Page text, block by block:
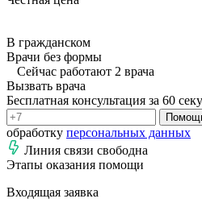
В гражданском
Врачи без формы
Сейчас работают 2 врача
Вызвать врача
Бесплатная консультация за 60
обработку персональных данных
Линия связи свободна
Этапы оказания помощи
Входящая заявка